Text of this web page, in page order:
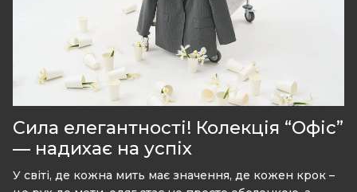
Сила елегантності! Колекція “Офіс”
— надихає на успіх
У світі, де кожна мить має значення, де кожен крок –